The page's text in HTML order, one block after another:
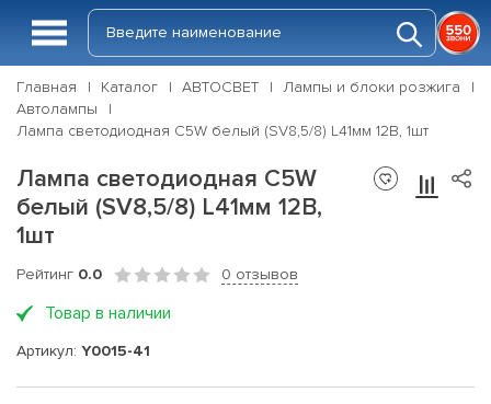
Главная Каталог АВТОСВЕТ
Лампы и блоки розжига
Автолампы
Лампа светодиодная C5W белый (SV8,5/8) L41мм 12В, 1шт
Лампа светодиодная C5W
белый (SV8,5/8) L41мм 12В,
1шт
Рейтинг 0.0 0 отзывов
Товар в наличии
Артикул: Y0015-41